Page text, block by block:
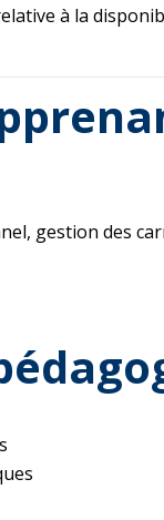
à la
gestion des